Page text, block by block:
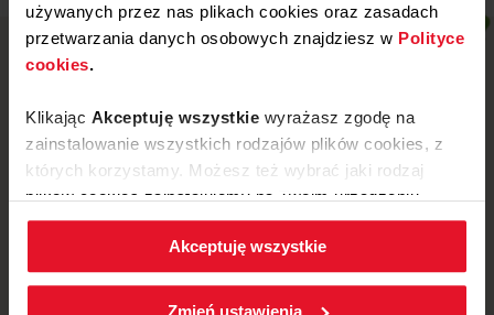
używanych przez nas plikach cookies oraz zasadach
przetwarzania danych osobowych znajdziesz w Polityce
cookies.
Klikając Akceptuję wszystkie wyrażasz zgodę na
zainstalowanie wszystkich rodzajów plików cookies, z
których korzystamy. Możesz też wybrać jaki rodzaj
plików cookies zainstalujemy na Twoim urządzeniu,
klikającZmień ustawienia.
W każdej chwili możesz zmienić wybrane przez Ciebie
ustawienia plików cookies wchodząc w zakładkę
Akceptuję wszystkie
Zmień ustawienia
ul. Mickiewicza 52, 64-510 Wronki